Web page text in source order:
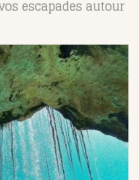
escapades autour